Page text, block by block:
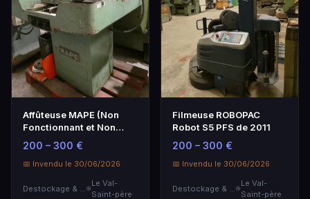
Affûteuse MAPE (Non
Fonctionnant et Non
Conforme).
200 – 300 €
📅 Invendu le 30/06/2026
Le Val-
Saint-père
Filmeuse ROBOPAC
Robot S5 PFS de 2011
200 – 300 €
📅 Invendu le 30/06/2026
Le Val-
Saint-père